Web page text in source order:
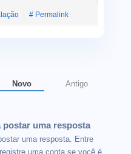
# Permalink
Novo Antigo
postar uma resposta
uma resposta. Entre
uma conta se você é